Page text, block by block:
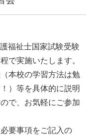
福祉士国家試験受験
で実施いたします。
本校の学習方法は勉
）等を具体的に説明
で、お気軽にご参加
要事項をご記入の